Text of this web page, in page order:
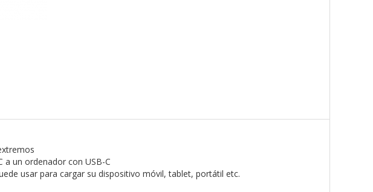
un ordenador con USB-C
usar para cargar su dispositivo móvil, tablet, portátil etc.